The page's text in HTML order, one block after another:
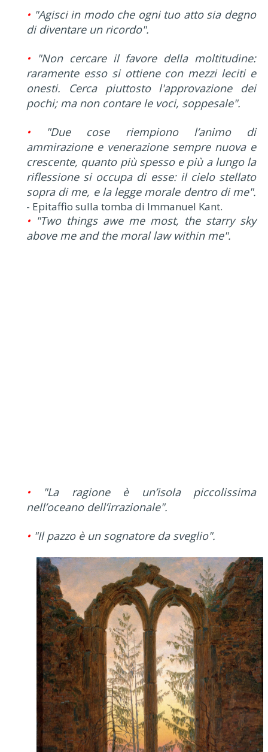
• "Agisci in modo che ogni tuo atto sia degno
di diventare un ricordo".
• "Non cercare il favore della moltitudine:
raramente esso si ottiene con mezzi leciti e
onesti. Cerca piuttosto l'approvazione dei
pochi; ma non contare le voci, soppesale".
• "Due cose riempiono l’animo di
ammirazione e venerazione sempre nuova e
crescente, quanto più spesso e più a lungo la
riflessione si occupa di esse: il cielo stellato
sopra di me, e la legge morale dentro di me".
- Epitaffio sulla tomba di Immanuel Kant.
• "Two things awe me most, the starry sky
above me and the moral law within me".
• "La ragione è un’isola piccolissima
nell’oceano dell’irrazionale".
• "Il pazzo è un sognatore da sveglio".